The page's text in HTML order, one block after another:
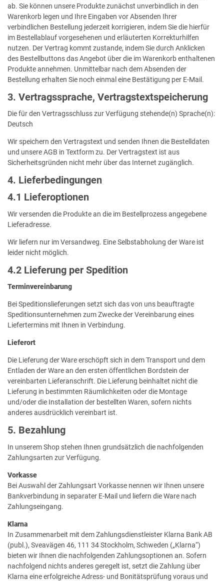
ab. Sie können unsere Produkte zunächst unverbindlich in den
Warenkorb legen und Ihre Eingaben vor Absenden Ihrer
verbindlichen Bestellung jederzeit korrigieren, indem Sie die hierfür
im Bestellablauf vorgesehenen und erläuterten Korrekturhilfen
nutzen. Der Vertrag kommt zustande, indem Sie durch Anklicken
des Bestellbuttons das Angebot über die im Warenkorb enthaltenen
Produkte annehmen. Unmittelbar nach dem Absenden der
Bestellung erhalten Sie noch einmal eine Bestätigung per E-Mail.
3. Vertragssprache, Vertragstextspeicherung
Die für den Vertragsschluss zur Verfügung stehende(n) Sprache(n):
Deutsch
Wir speichern den Vertragstext und senden Ihnen die Bestelldaten
und unsere AGB in Textform zu. Der Vertragstext ist aus
Sicherheitsgründen nicht mehr über das Internet zugänglich.
4. Lieferbedingungen
4.1 Lieferoptionen
Wir versenden die Produkte an die im Bestellprozess angegebene
Lieferadresse.
Wir liefern nur im Versandweg. Eine Selbstabholung der Ware ist
leider nicht möglich.
4.2 Lieferung per Spedition
Terminvereinbarung
Bei Speditionslieferungen setzt sich das von uns beauftragte
Speditionsunternehmen zum Zwecke der Vereinbarung eines
Liefertermins mit Ihnen in Verbindung.
Lieferort
Die Lieferung der Ware erschöpft sich in dem Transport und dem
Entladen der Ware an den ersten öffentlichen Bordstein der
vereinbarten Lieferanschrift. Die Lieferung beinhaltet nicht die
Lieferung in bestimmten Räumlichkeiten oder die Montage
und/oder die Installation der bestellten Waren, sofern nichts
anderes ausdrücklich vereinbart ist.
5. Bezahlung
In unserem Shop stehen Ihnen grundsätzlich die nachfolgenden
Zahlungsarten zur Verfügung.
Vorkasse
Bei Auswahl der Zahlungsart Vorkasse nennen wir Ihnen unsere
Bankverbindung in separater E-Mail und liefern die Ware nach
Zahlungseingang.
Klarna
In Zusammenarbeit mit dem Zahlungsdienstleister Klarna Bank AB
(publ.), Sveavägen 46, 111 34 Stockholm, Schweden („Klarna“)
bieten wir Ihnen die nachfolgenden Zahlungsoptionen an. Sofern
nachfolgend nichts anderes geregelt ist, setzt die Zahlung über
Klarna eine erfolgreiche Adress- und Bonitätsprüfung voraus und